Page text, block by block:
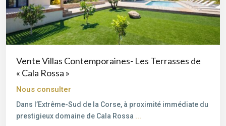
Vente Villas Contemporaines- Les Terrasses de
« Cala Rossa »
Nous consulter
Dans l’Extrême-Sud de la Corse, à proximité immédiate du
prestigieux domaine de Cala Rossa ...